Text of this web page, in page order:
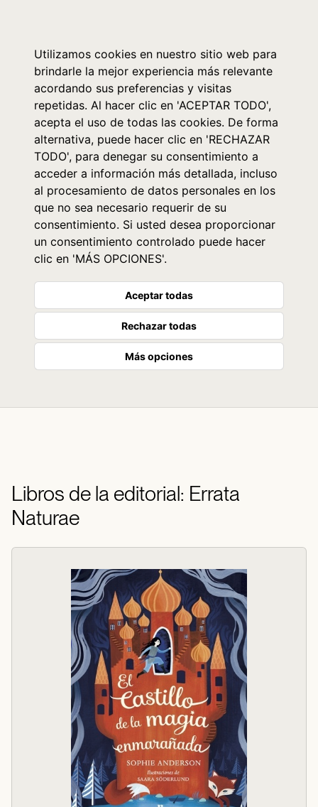
Utilizamos cookies en nuestro sitio web para
brindarle la mejor experiencia más relevante
acordando sus preferencias y visitas
repetidas. Al hacer clic en 'ACEPTAR TODO',
acepta el uso de todas las cookies. De forma
alternativa, puede hacer clic en 'RECHAZAR
TODO', para denegar su consentimiento a
acceder a información más detallada, incluso
al procesamiento de datos personales en los
que no sea necesario requerir de su
consentimiento. Si usted desea proporcionar
un consentimiento controlado puede hacer
clic en 'MÁS OPCIONES'.
Aceptar todas
Rechazar todas
Más opciones
Libros de la editorial: Errata
Naturae